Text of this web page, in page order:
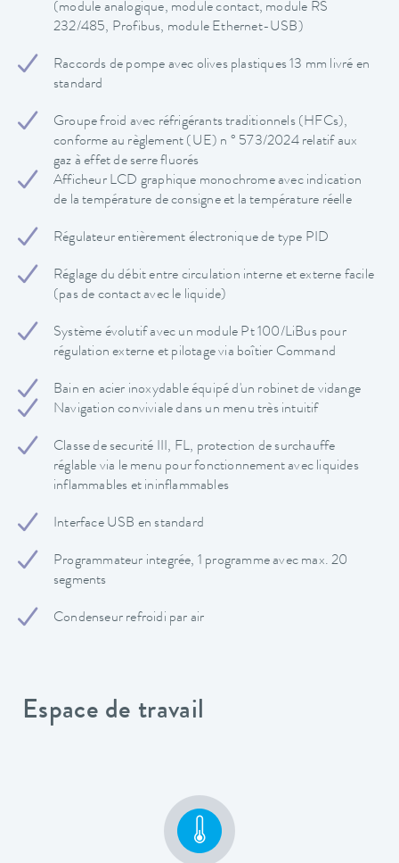
(module analogique, module contact, module RS
232/485, Profibus, module Ethernet-USB)
Raccords de pompe avec olives plastiques 13 mm livré en
standard
Groupe froid avec réfrigérants traditionnels (HFCs),
conforme au règlement (UE) n ° 573/2024 relatif aux
gaz à effet de serre fluorés
Afficheur LCD graphique monochrome avec indication
de la température de consigne et la température réelle
Régulateur entièrement électronique de type PID
Réglage du débit entre circulation interne et externe facile
(pas de contact avec le liquide)
Système évolutif avec un module Pt 100/LiBus pour
régulation externe et pilotage via boîtier Command
Bain en acier inoxydable équipé d'un robinet de vidange
Navigation conviviale dans un menu très intuitif
Classe de securité III, FL, protection de surchauffe
réglable via le menu pour fonctionnement avec liquides
inflammables et ininflammables
Interface USB en standard
Programmateur integrée, 1 programme avec max. 20
segments
Condenseur refroidi par air
Espace de travail